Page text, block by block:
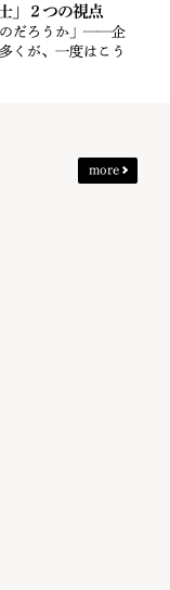
」２つの視点
のだろうか」——企
くが、一度はこう
more